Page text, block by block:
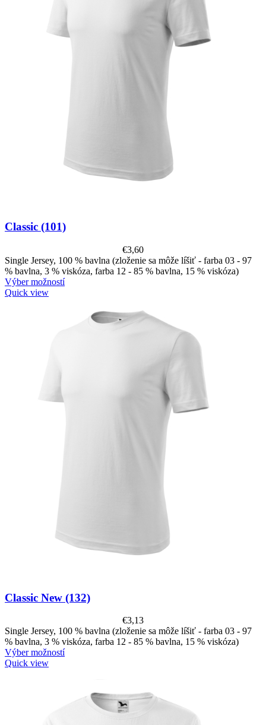
Classic (101)
€3,60
Single Jersey, 100 % bavlna (zloženie sa môže líšiť - farba 03 - 97
% bavlna, 3 % viskóza, farba 12 - 85 % bavlna, 15 % viskóza)
Výber možností
Quick view
Classic New (132)
€3,13
Single Jersey, 100 % bavlna (zloženie sa môže líšiť - farba 03 - 97
% bavlna, 3 % viskóza, farba 12 - 85 % bavlna, 15 % viskóza)
Výber možností
Quick view